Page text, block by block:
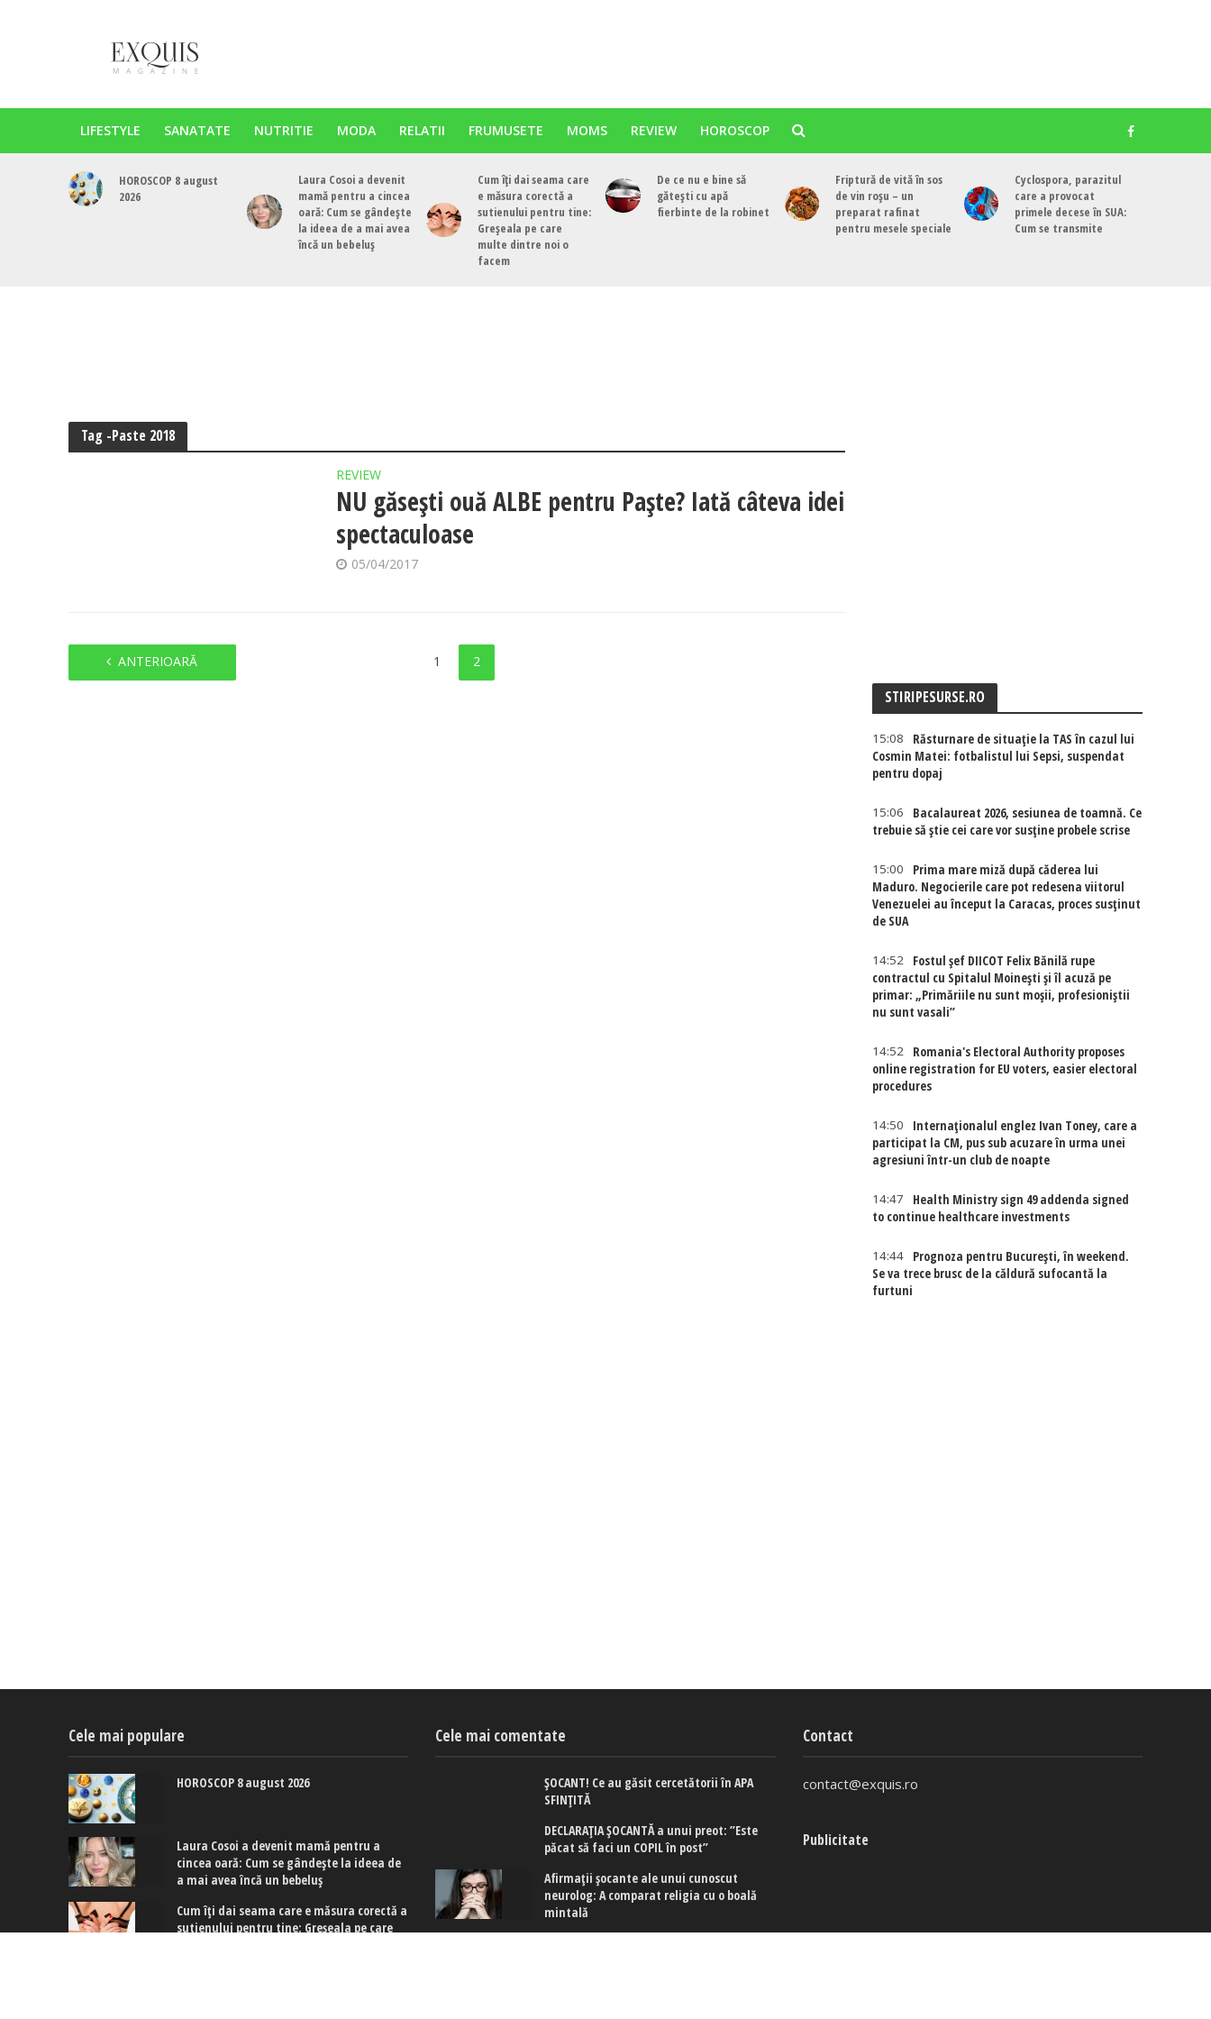
LIFESTYLE SANATATE NUTRITIE MODA RELATII FRUMUSETE MOMS REVIEW HOROSCOP
HOROSCOP 8 august
2026
Laura Cosoi a devenit
mamă pentru a cincea
oară: Cum se gândește
la ideea de a mai avea
încă un bebeluș
Cum îți dai seama care
e măsura corectă a
sutienului pentru tine:
Greșeala pe care
multe dintre noi o
facem
De ce nu e bine să
gătești cu apă
fierbinte de la robinet
Friptură de vită în sos
de vin roșu – un
preparat rafinat
pentru mesele speciale
Cyclospora, parazitul
care a provocat
primele decese în SUA:
Cum se transmite
Tag -Paste 2018
REVIEW
NU găsești ouă ALBE pentru Paște? Iată câteva idei
spectaculoase
05/04/2017
ANTERIOARĂ 1 2
STIRIPESURSE.RO
15:08
Răsturnare de situație la TAS în cazul lui
Cosmin Matei: fotbalistul lui Sepsi, suspendat
pentru dopaj
15:06
Bacalaureat 2026, sesiunea de toamnă. Ce
trebuie să știe cei care vor susține probele scrise
15:00
Prima mare miză după căderea lui
Maduro. Negocierile care pot redesena viitorul
Venezuelei au început la Caracas, proces susținut
de SUA
14:52
Fostul șef DIICOT Felix Bănilă rupe
contractul cu Spitalul Moinești și îl acuză pe
primar: „Primăriile nu sunt moșii, profesioniștii
nu sunt vasali”
14:52
Romania's Electoral Authority proposes
online registration for EU voters, easier electoral
procedures
14:50
Internaţionalul englez Ivan Toney, care a
participat la CM, pus sub acuzare în urma unei
agresiuni într-un club de noapte
14:47
Health Ministry sign 49 addenda signed
to continue healthcare investments
14:44
Prognoza pentru București, în weekend.
Se va trece brusc de la căldură sufocantă la
furtuni
Cele mai populare
HOROSCOP 8 august 2026
Laura Cosoi a devenit mamă pentru a
cincea oară: Cum se gândește la ideea de
a mai avea încă un bebeluș
Cum îți dai seama care e măsura corectă a
sutienului pentru tine: Greșeala pe care
Cele mai comentate
ȘOCANT! Ce au găsit cercetătorii în APA
SFINȚITĂ
DECLARAȚIA ȘOCANTĂ a unui preot: ”Este
păcat să faci un COPIL în post”
Afirmaţii şocante ale unui cunoscut
neurolog: A comparat religia cu o boală
mintală
Contact
contact@exquis.ro
Publicitate